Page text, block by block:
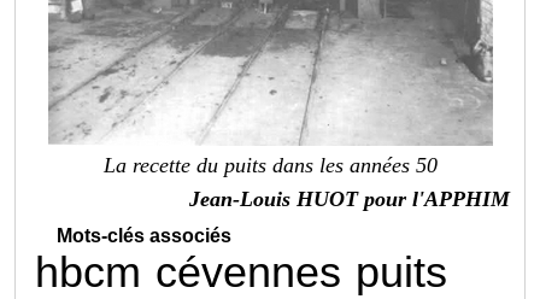
La recette du puits dans les années 50
Jean-Louis HUOT pour l'APPHIM
Mots-clés associés
hbcm cévennes puits